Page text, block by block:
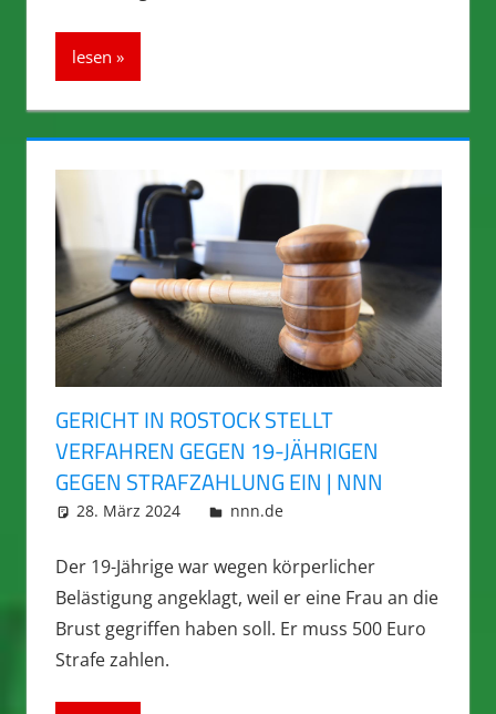
lesen
GERICHT IN ROSTOCK STELLT
VERFAHREN GEGEN 19-JÄHRIGEN
GEGEN STRAFZAHLUNG EIN | NNN
28. März 2024 integromat
nnn.de
Der 19-Jährige war wegen körperlicher
Belästigung angeklagt, weil er eine Frau an die
Brust gegriffen haben soll. Er muss 500 Euro
Strafe zahlen.